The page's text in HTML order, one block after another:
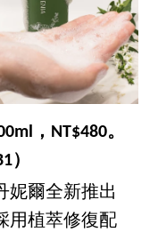
，NT$480。
）
妮爾全新推出
用植萃修復配